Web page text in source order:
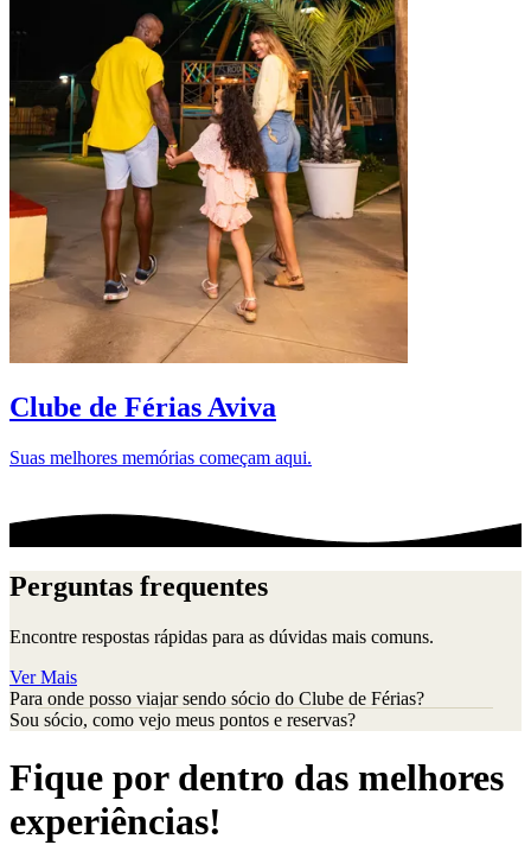
Clube de Férias Aviva
Suas melhores memórias começam aqui.
Perguntas frequentes
Encontre respostas rápidas para as dúvidas mais comuns.
Ver Mais
Para onde posso viajar sendo sócio do Clube de Férias?
Sou sócio, como vejo meus pontos e reservas?
Fique por dentro das melhores
experiências!